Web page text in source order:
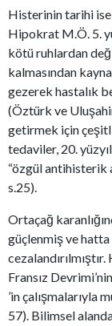
Histerinin tarihi
Hipokrat M.Ö. 5.
kötü ruhlardan
kalmasından
gezerek hastalık
(Öztürk ve
getirmek için
tedaviler, 20.
“özgül antihisterik
s.25).
Ortaçağ
güçlenmiş ve
Fransız
’in çalışmalarıyla
57). Bilimsel